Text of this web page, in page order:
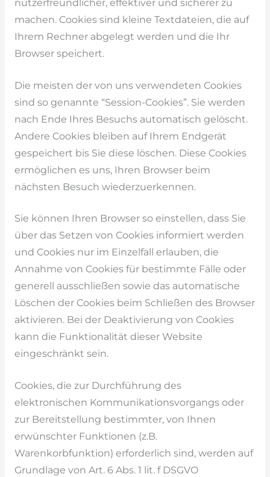
nutzerfreundlicher, effektiver und sicherer zu
machen. Cookies sind kleine Textdateien, die auf
Ihrem Rechner abgelegt werden und die Ihr
Browser speichert.
Die meisten der von uns verwendeten Cookies
sind so genannte “Session-Cookies”. Sie werden
nach Ende Ihres Besuchs automatisch gelöscht.
Andere Cookies bleiben auf Ihrem Endgerät
gespeichert bis Sie diese löschen. Diese Cookies
ermöglichen es uns, Ihren Browser beim
nächsten Besuch wiederzuerkennen.
Sie können Ihren Browser so einstellen, dass Sie
über das Setzen von Cookies informiert werden
und Cookies nur im Einzelfall erlauben, die
Annahme von Cookies für bestimmte Fälle oder
generell ausschließen sowie das automatische
Löschen der Cookies beim Schließen des Browser
aktivieren. Bei der Deaktivierung von Cookies
kann die Funktionalität dieser Website
eingeschränkt sein.
Cookies, die zur Durchführung des
elektronischen Kommunikationsvorgangs oder
zur Bereitstellung bestimmter, von Ihnen
erwünschter Funktionen (z.B.
Warenkorbfunktion) erforderlich sind, werden auf
Grundlage von Art. 6 Abs. 1 lit. f DSGVO